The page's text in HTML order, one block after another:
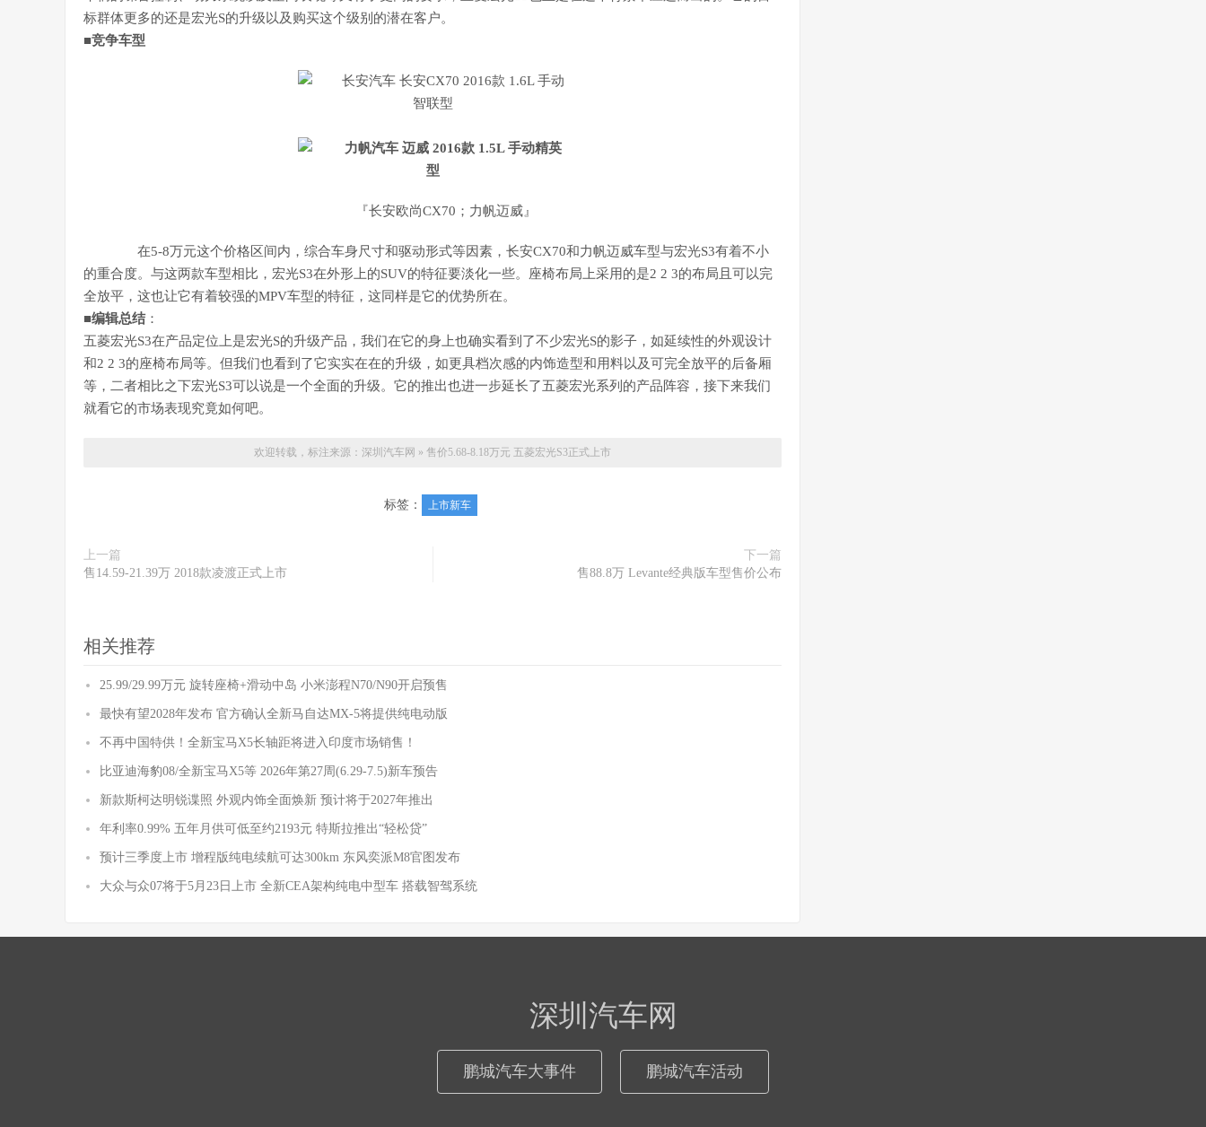
标群体更多的还是宏光S的升级以及购买这个级别的潜在客户。
■竞争车型
『长安欧尚CX70；力帆迈威』
在5-8万元这个价格区间内，综合车身尺寸和驱动形式等因素，长安CX70和力帆迈威车型与宏光S3有着不小
的重合度。与这两款车型相比，宏光S3在外形上的SUV的特征要淡化一些。座椅布局上采用的是2 2 3的布局且可以完
全放平，这也让它有着较强的MPV车型的特征，这同样是它的优势所在。
■编辑总结：
五菱宏光S3在产品定位上是宏光S的升级产品，我们在它的身上也确实看到了不少宏光S的影子，如延续性的外观设计
和2 2 3的座椅布局等。但我们也看到了它实实在在的升级，如更具档次感的内饰造型和用料以及可完全放平的后备厢
等，二者相比之下宏光S3可以说是一个全面的升级。它的推出也进一步延长了五菱宏光系列的产品阵容，接下来我们
就看它的市场表现究竟如何吧。
欢迎转载，标注来源： 深圳汽车网 » 售价5.68-8.18万元 五菱宏光S3正式上市
标签： 上市新车
上一篇
售14.59-21.39万 2018款凌渡正式上市
下一篇
售88.8万 Levante经典版车型售价公布
相关推荐
25.99/29.99万元 旋转座椅+滑动中岛 小米澎程N70/N90开启预售
最快有望2028年发布 官方确认全新马自达MX-5将提供纯电动版
不再中国特供！全新宝马X5长轴距将进入印度市场销售！
比亚迪海豹08/全新宝马X5等 2026年第27周(6.29-7.5)新车预告
新款斯柯达明锐谍照 外观内饰全面焕新 预计将于2027年推出
年利率0.99% 五年月供可低至约2193元 特斯拉推出“轻松贷”
预计三季度上市 增程版纯电续航可达300km 东风奕派M8官图发布
大众与众07将于5月23日上市 全新CEA架构纯电中型车 搭载智驾系统
深圳汽车网
鹏城汽车大事件 鹏城汽车活动